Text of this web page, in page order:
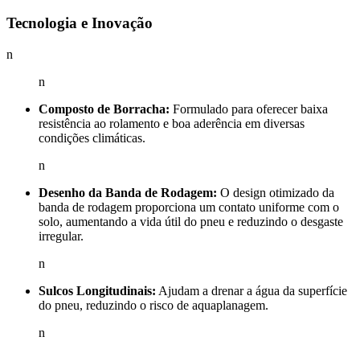
Tecnologia e Inovação
n
n
Composto de Borracha: Formulado para oferecer baixa
resistência ao rolamento e boa aderência em diversas
condições climáticas.
n
Desenho da Banda de Rodagem: O design otimizado da
banda de rodagem proporciona um contato uniforme com o
solo, aumentando a vida útil do pneu e reduzindo o desgaste
irregular.
n
Sulcos Longitudinais: Ajudam a drenar a água da superfície
do pneu, reduzindo o risco de aquaplanagem.
n